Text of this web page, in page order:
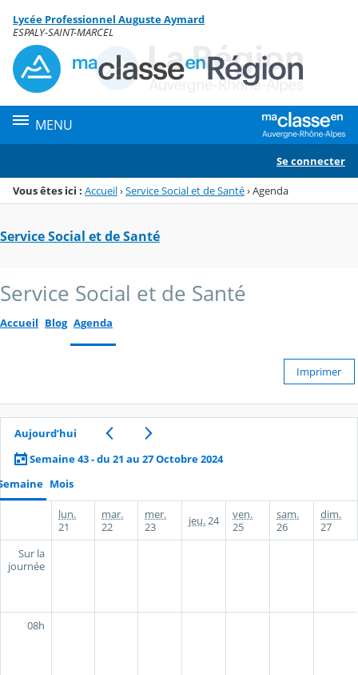
Menu de la rubrique
Contenu
Lycée Professionnel Auguste Aymard
ESPALY-SAINT-MARCEL
MENU
Se connecter
Vous êtes ici : Accueil›Service Social et de Santé›Agenda
Service Social et de Santé
Service Social et de Santé
Accueil Blog Agenda
Imprimer
Aujourd’hui
Semaine 43 - du 21 au 27 Octobre 2024
Mois
lun.
21
mar.
22
mer.
23
jeu. 24
ven.
25
sam.
26
dim.
27
Sur la
journée
08h